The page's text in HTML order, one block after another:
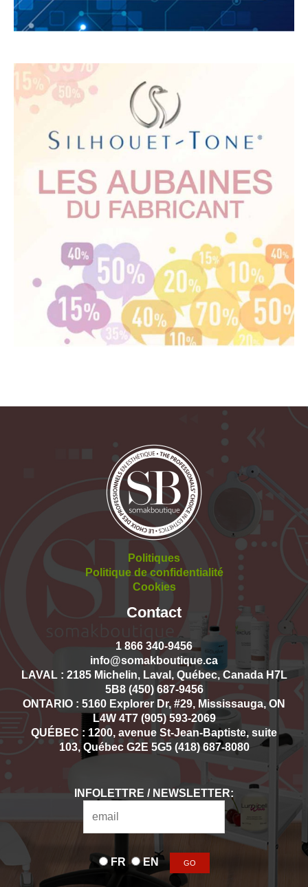
Politiques
Politique de confidentialité
Cookies
Contact
1 866 340-9456
info@somakboutique.ca
LAVAL : 2185 Michelin, Laval, Québec, Canada H7L
5B8 (450) 687-9456
ONTARIO : 5160 Explorer Dr, #29, Mississauga, ON
L4W 4T7 (905) 593-2069
QUÉBEC : 1200, avenue St-Jean-Baptiste, suite
103, Québec G2E 5G5 (418) 687-8080
INFOLETTRE / NEWSLETTER:
FR EN